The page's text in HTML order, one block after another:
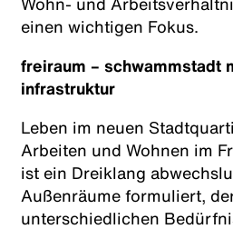
einen wichtigen Fokus.
freiraum – schwammstadt
infrastruktur
Leben im neuen
Arbeiten und Wohnen im
ist ein Dreiklang
Außenräume formuliert,
unterschiedlichen